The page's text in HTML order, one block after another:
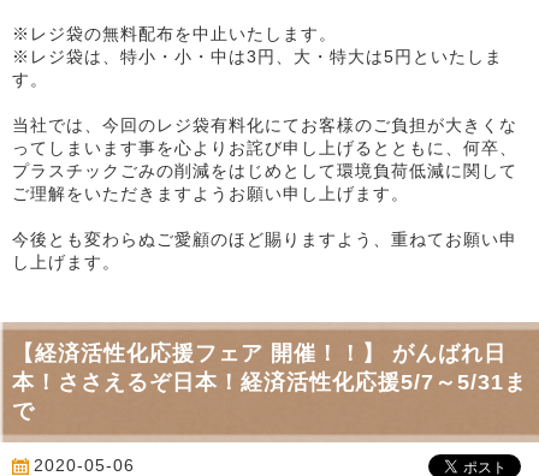
※レジ袋の無料配布を中止いたします。
※レジ袋は、特小・小・中は3円、大・特大は5円といたしま
す。
当社では、今回のレジ袋有料化にてお客様のご負担が大きくな
ってしまいます事を心よりお詫び申し上げるとともに、何卒、
プラスチックごみの削減をはじめとして環境負荷低減に関して
ご理解をいただきますようお願い申し上げます。
今後とも変わらぬご愛顧のほど賜りますよう、重ねてお願い申
し上げます。
【経済活性化応援フェア 開催！！】 がんばれ日
本！ささえるぞ日本！経済活性化応援5/7～5/31ま
で
2020-05-06